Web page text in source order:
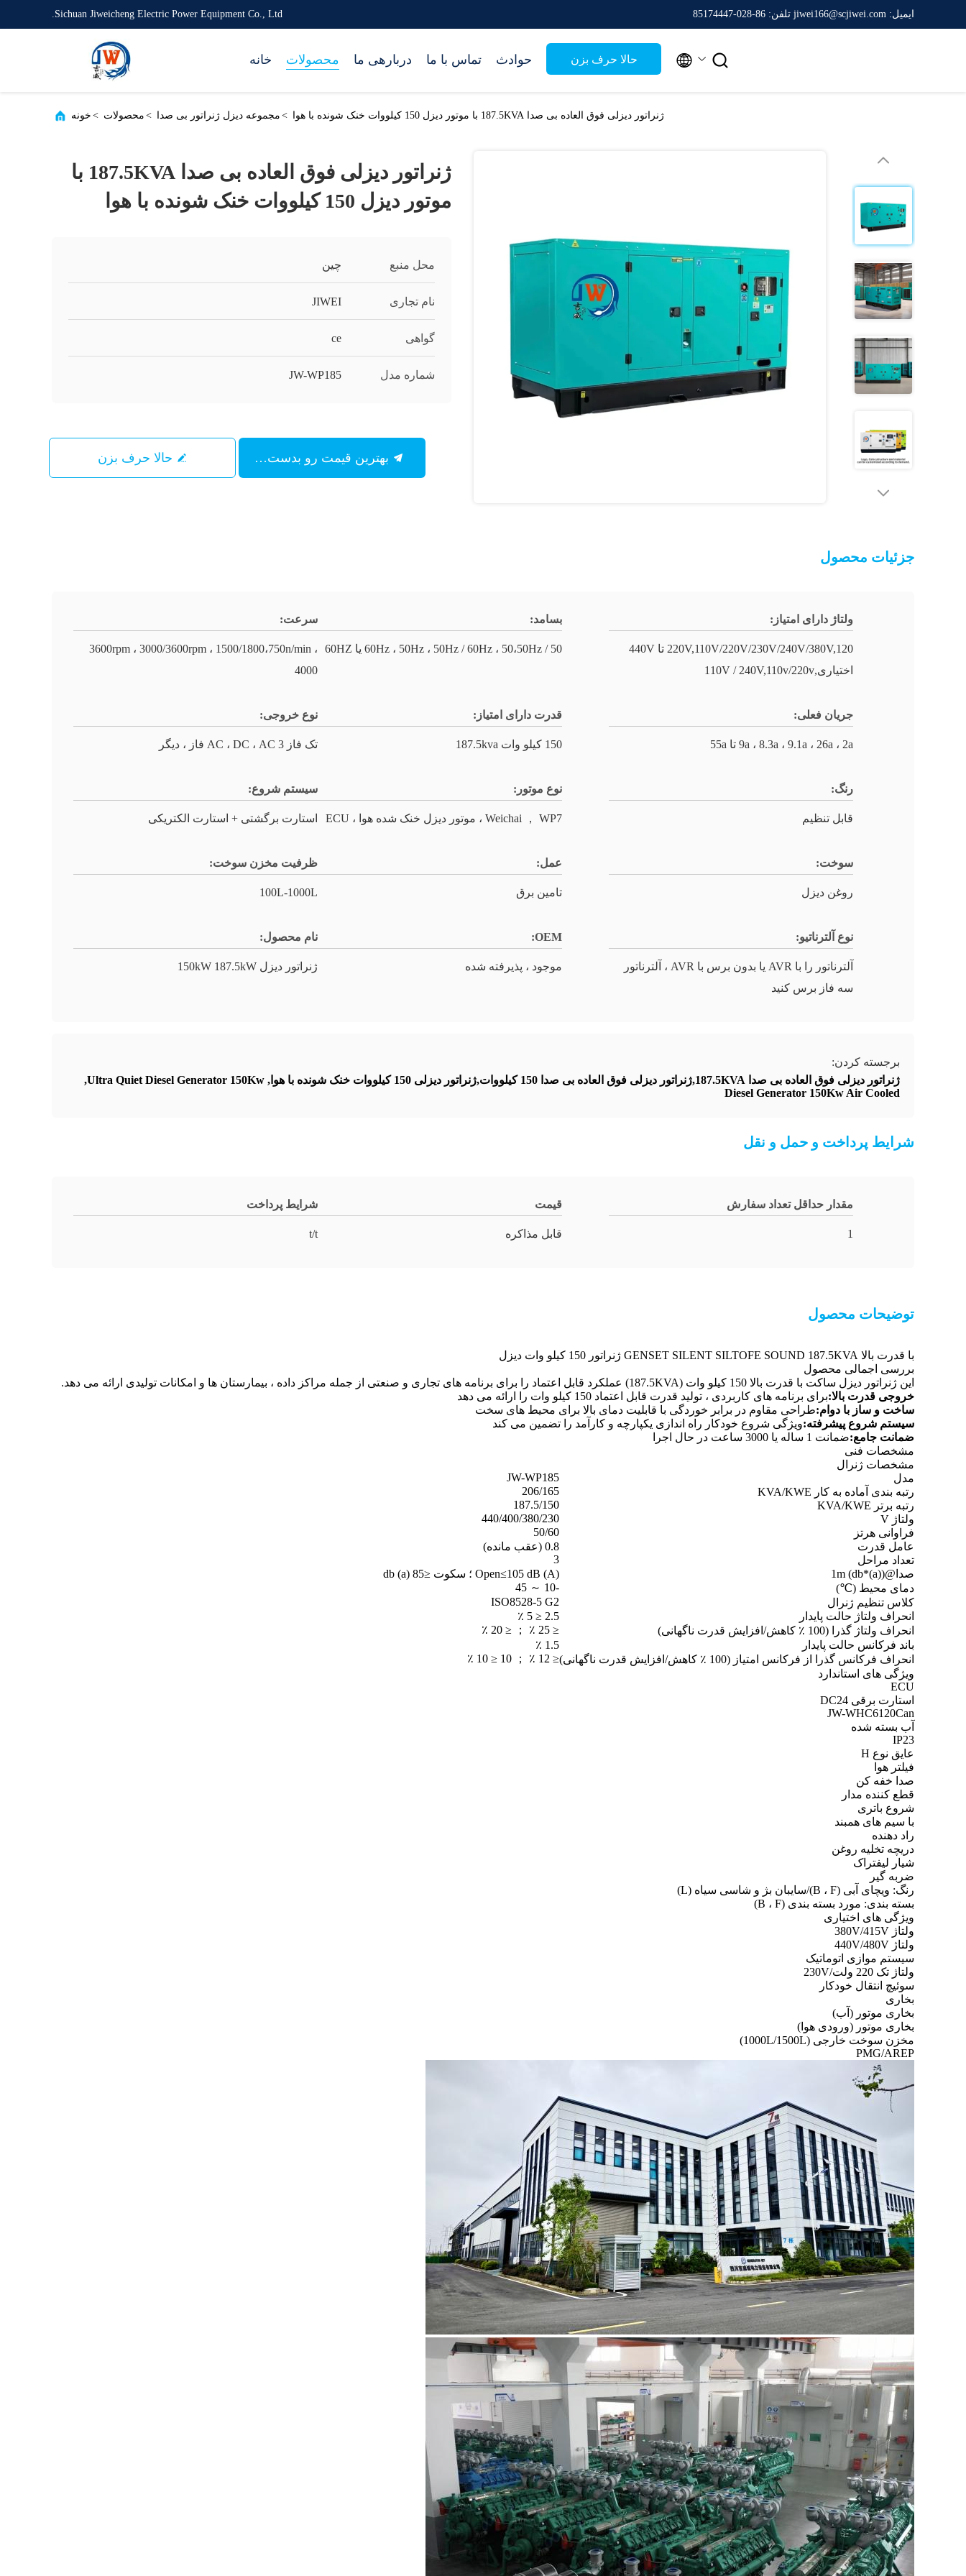
Sichuan Jiweicheng Electric Power Equipment Co., Ltd. ایمیل: jiwei166@scjiwei.com تلفن: 86-028-85174447
خانه محصولات دربارهی ما تماس با ما حوادث حالا حرف بزن  
خونه > محصولات > مجموعه دیزل ژنراتور بی صدا > ژنراتور دیزلی فوق العاده بی صدا 187.5KVA با موتور دیزل 150 کیلووات خنک شونده با هوا
ژنراتور دیزلی فوق العاده بی صدا 187.5KVA با
موتور دیزل 150 کیلووات خنک شونده با هوا
محل منبع چین
نام تجاری JIWEI
گواهی ce
شماره مدل JW-WP185
جزئیات محصول
ولتاژ دارای امتیاز:
220V,110V/220V/230V/240V/380V,120 تا 440V
اختیاری,110V / 240V,110v/220v
بسامد:
50 / 60Hz ، 50Hz ، 50Hz / 60Hz ، 50،50Hz یا 60HZ
سرعت:
3600rpm ، 3000/3600rpm ، 1500/1800،750n/min ،
4000
جریان فعلی:
9a ، 8.3a ، 9.1a ، 26a ، 2a تا 55a
قدرت دارای امتیاز:
150 کیلو وات 187.5kva
نوع خروجی:
تک فاز AC ، DC ، AC 3 فاز ، دیگر
رنگ:
قابل تنظیم
نوع موتور:
Weichai ， WP7 ، موتور دیزل خنک شده هوا ، ECU
سیستم شروع:
استارت برگشتی + استارت الکتریکی
سوخت:
روغن دیزل
عمل:
تامین برق
ظرفیت مخزن سوخت:
100L-1000L
نوع آلترناتیو:
آلترناتور را با AVR یا بدون برس با AVR ، آلترناتور
سه فاز برس کنید
OEM:
موجود ، پذیرفته شده
نام محصول:
ژنراتور دیزل 150kW 187.5kW
برجسته کردن:
ژنراتور دیزلی فوق العاده بی صدا 187.5KVA,ژنراتور دیزلی فوق العاده بی صدا 150 کیلووات,ژنراتور دیزلی 150 کیلووات خنک شونده با هوا
,
Ultra Quiet Diesel Generator 150Kw
,
Diesel Generator 150Kw Air Cooled
شرایط پرداخت و حمل و نقل
مقدار حداقل تعداد سفارش
1
قیمت
قابل مذاکره
شرایط پرداخت
t/t
توضیحات محصول
با قدرت بالا GENSET SILENT SILTOFE SOUND 187.5KVA ژنراتور 150 کیلو وات دیزل
بررسی اجمالی محصول
این ژنراتور دیزل ساکت با قدرت بالا 150 کیلو وات (187.5KVA) عملکرد قابل اعتماد را برای برنامه های تجاری و صنعتی از جمله مراکز داده ، بیمارستان ها و امکانات تولیدی ارائه می دهد.
خروجی قدرت بالا:برای برنامه های کاربردی ، تولید قدرت قابل اعتماد 150 کیلو وات را ارائه می دهد
ساخت و ساز با دوام:طراحی مقاوم در برابر خوردگی با قابلیت دمای بالا برای محیط های سخت
سیستم شروع پیشرفته:ویژگی شروع خودکار راه اندازی یکپارچه و کارآمد را تضمین می کند
ضمانت جامع:ضمانت 1 ساله یا 3000 ساعت در حال اجرا
مشخصات فنی
مشخصات ژنرال
مدل
JW-WP185
رتبه بندی آماده به کار KVA/KWE
206/165
رتبه برتر KVA/KWE
187.5/150
ولتاژ V
440/400/380/230
فراوانی هرتز
50/60
عامل قدرت
0.8 (عقب مانده)
تعداد مراحل
3
صدا@1m (db*(a))
Open≤105 dB (A) ؛ سکوت ≤85 db (a)
دمای محیط (℃)
-10 ～ 45
کلاس تنظیم ژنرال
ISO8528-5 G2
انحراف ولتاژ حالت پایدار
2.5 ≤ 5 ٪
انحراف ولتاژ گذرا (100 ٪ کاهش/افزایش قدرت ناگهانی)
≤ 25 ٪ ； ≤ 20 ٪
باند فرکانس حالت پایدار
1.5 ٪
انحراف فرکانس گذرا از فرکانس امتیاز (100 ٪ کاهش/افزایش قدرت ناگهانی)
≤ 12 ٪ ； 10 ≤ 10 ٪
ویژگی های استاندارد
ECU
استارت برقی DC24
JW-WHC6120Can
آب بسته شده
IP23
عایق نوع H
فیلتر هوا
صدا خفه کن
قطع کننده مدار
شروع باتری
با سیم های همبند
راد دهنده
دریچه تخلیه روغن
شیار لیفتراک
ضربه گیر
رنگ: ویچای آبی (B ، F)/سایبان بژ و شاسی سیاه (L)
بسته بندی: مورد بسته بندی (B ، F)
ویژگی های اختیاری
ولتاژ 380V/415V
ولتاژ 440V/480V
سیستم موازی اتوماتیک
ولتاژ تک 220 ولت/230V
سوئیچ انتقال خودکار
بخاری
بخاری موتور (آب)
بخاری موتور (ورودی هوا)
مخزن سوخت خارجی (1000L/1500L)
PMG/AREP